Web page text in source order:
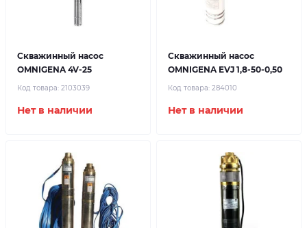
Скважинный насос
OMNIGENA 4V-25
Код товара: 2103039
Нет в наличии
Скважинный насос
OMNIGENA EVJ 1,8-50-0,50
Код товара: 284010
Нет в наличии